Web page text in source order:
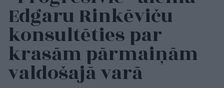
Edgaru Rinkēviču
konsultēties par
krasām pārmaiņām
valdošajā varā